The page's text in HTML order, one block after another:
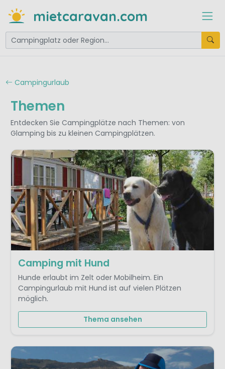
mietcaravan.com
Campingurlaub
Themen
Entdecken Sie Campingplätze nach Themen: von
Glamping bis zu kleinen Campingplätzen.
Camping mit Hund
Hunde erlaubt im Zelt oder Mobilheim. Ein
Campingurlaub mit Hund ist auf vielen Plätzen
möglich.
Thema ansehen